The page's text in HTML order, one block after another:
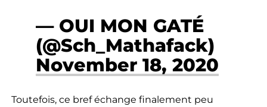
— OUI MON GATÉ
(@Sch_Mathafack)
November 18, 2020
Toutefois, ce bref échange finalement peu